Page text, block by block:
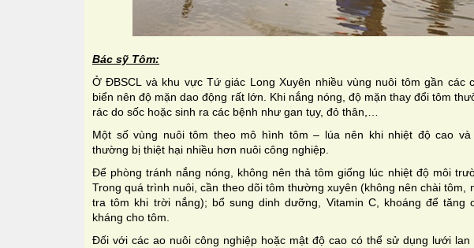
Bác sỹ Tôm:
Ở ĐBSCL và khu vực Tứ giác Long Xuyên nhiều vùng nuôi tôm gần các
biển nên độ mặn dao động rất lớn. Khi nắng nóng, độ mặn thay đổi tôm
rác do sốc hoặc sinh ra các bệnh như gan tụy, đỏ thân,…
Một số vùng nuôi tôm theo mô hình tôm – lúa nên khi nhiệt độ cao
thường bị thiệt hại nhiều hơn nuôi công nghiệp.
Để phòng tránh nắng nóng, không nên thả tôm giống lúc nhiệt độ môi
Trong quá trình nuôi, cần theo dõi tôm thường xuyên (không nên chài tôm,
tra tôm khi trời nắng); bổ sung dinh dưỡng, Vitamin C, khoáng để tăng
kháng cho tôm.
Đối với các ao nuôi công nghiệp hoặc mật độ cao có thể sử dụng lưới lan